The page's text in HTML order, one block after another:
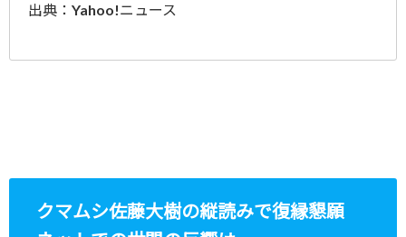
出典：Yahoo!ニュース
クマムシ佐藤大樹の縦読みで復縁懇願